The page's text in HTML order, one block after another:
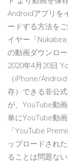
Androidアプリを
ードする方法を
イヤー「
の動画ダウンロ
2020年4月20日
（iPhone/
存）できる非公
が、YouTube動
単にYouTube動
「YouTube
ップロードされ
ることは問題な